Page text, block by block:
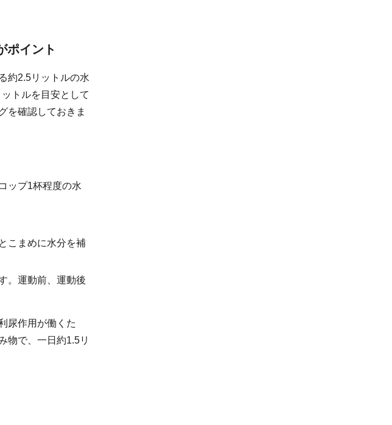
ポイント
約2.5リットルの水
トルを目安として
を確認しておきま
ップ1杯程度の水
こまめに水分を補
。運動前、運動後
尿作用が働くた
物で、一日約1.5リ